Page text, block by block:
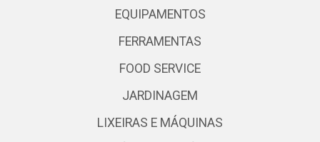
EQUIPAMENTOS
FERRAMENTAS
FOOD SERVICE
JARDINAGEM
LIXEIRAS E MÁQUINAS